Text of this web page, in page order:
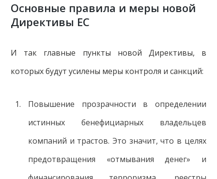
Основные правила и меры новой
Директивы ЕС
И так главные пункты новой Директивы, в
которых будут усилены меры контроля и санкций:
Повышение прозрачности в определении
истинных бенефициарных владельцев
компаний и трастов. Это значит, что в целях
предотвращения «отмывания денег» и